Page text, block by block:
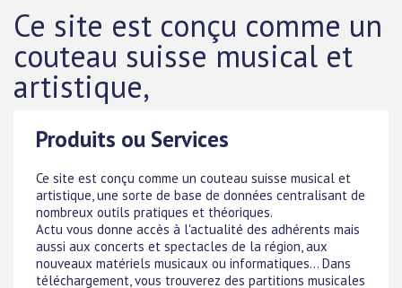
Ce site est conçu comme un
couteau suisse musical et
artistique,
Produits ou Services
Ce site est conçu comme un couteau suisse musical et
artistique, une sorte de base de données centralisant de
nombreux outils pratiques et théoriques.
Actu vous donne accès à l'actualité des adhérents mais
aussi aux concerts et spectacles de la région, aux
nouveaux matériels musicaux ou informatiques... Dans
téléchargement, vous trouverez des partitions musicales